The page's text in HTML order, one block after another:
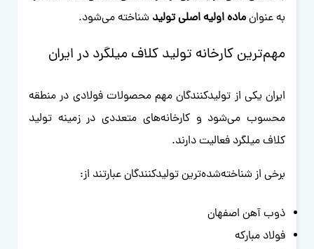
به عنوانماده اولیه اصلی تولید شناخته می‌شود.
مهم‌ترین کارخانه تولید کلاف میلگرد در ایران
ایران یکی از تولیدکنندگان مهم محصولات فولادی در منطقه
محسوب می‌شود و کارخانه‌های متعددی در زمینه تولید
کلاف میلگرد فعالیت دارند.
برخی از شناخته‌شده‌ترین تولیدکنندگان عبارتند از:
ذوب آهن اصفهان
فولاد مبارکه